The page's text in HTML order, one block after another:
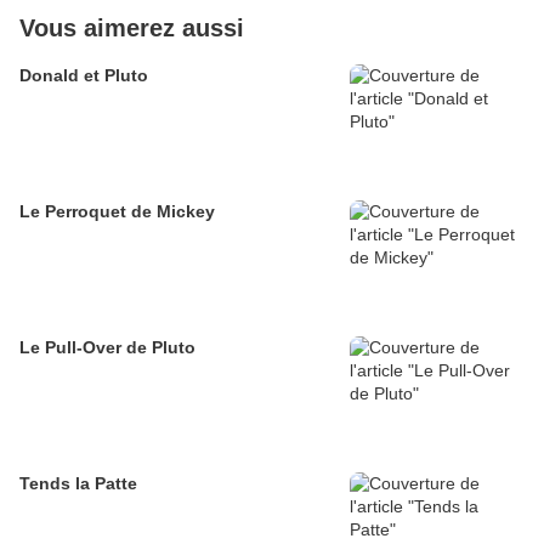
Vous aimerez aussi
Donald et Pluto
Le Perroquet de Mickey
Le Pull-Over de Pluto
Tends la Patte